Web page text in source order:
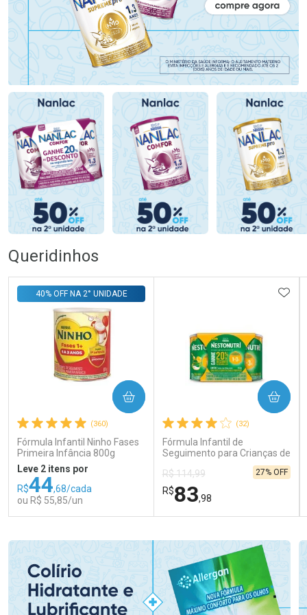
Queridinhos
(360)
Fórmula Infantil Ninho Fases
Primeira Infância 800g
40% OFF NA 2° UNIDADE
Leve 2 itens por
R$44,68/cada
ou R$ 55,85/un
COMPRAR
(32)
Fórmula Infantil de
Seguimento para Crianças de
Primeira Infância Nestonutri
2 Unidades de 800g cada
R$ 114,99
R$83,98
27% OFF
COMPRAR
Laboratório
Por Menos